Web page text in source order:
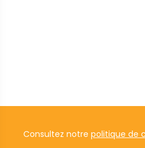
Consultez notrepolitique de